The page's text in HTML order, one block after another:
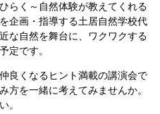
らく～自然体験が教えてくれる
企画・指導する土居自然学校代
な自然を舞台に、ワクワクする
定です。
良くなるヒント満載の講演会で
方を一緒に考えてみませんか。
。